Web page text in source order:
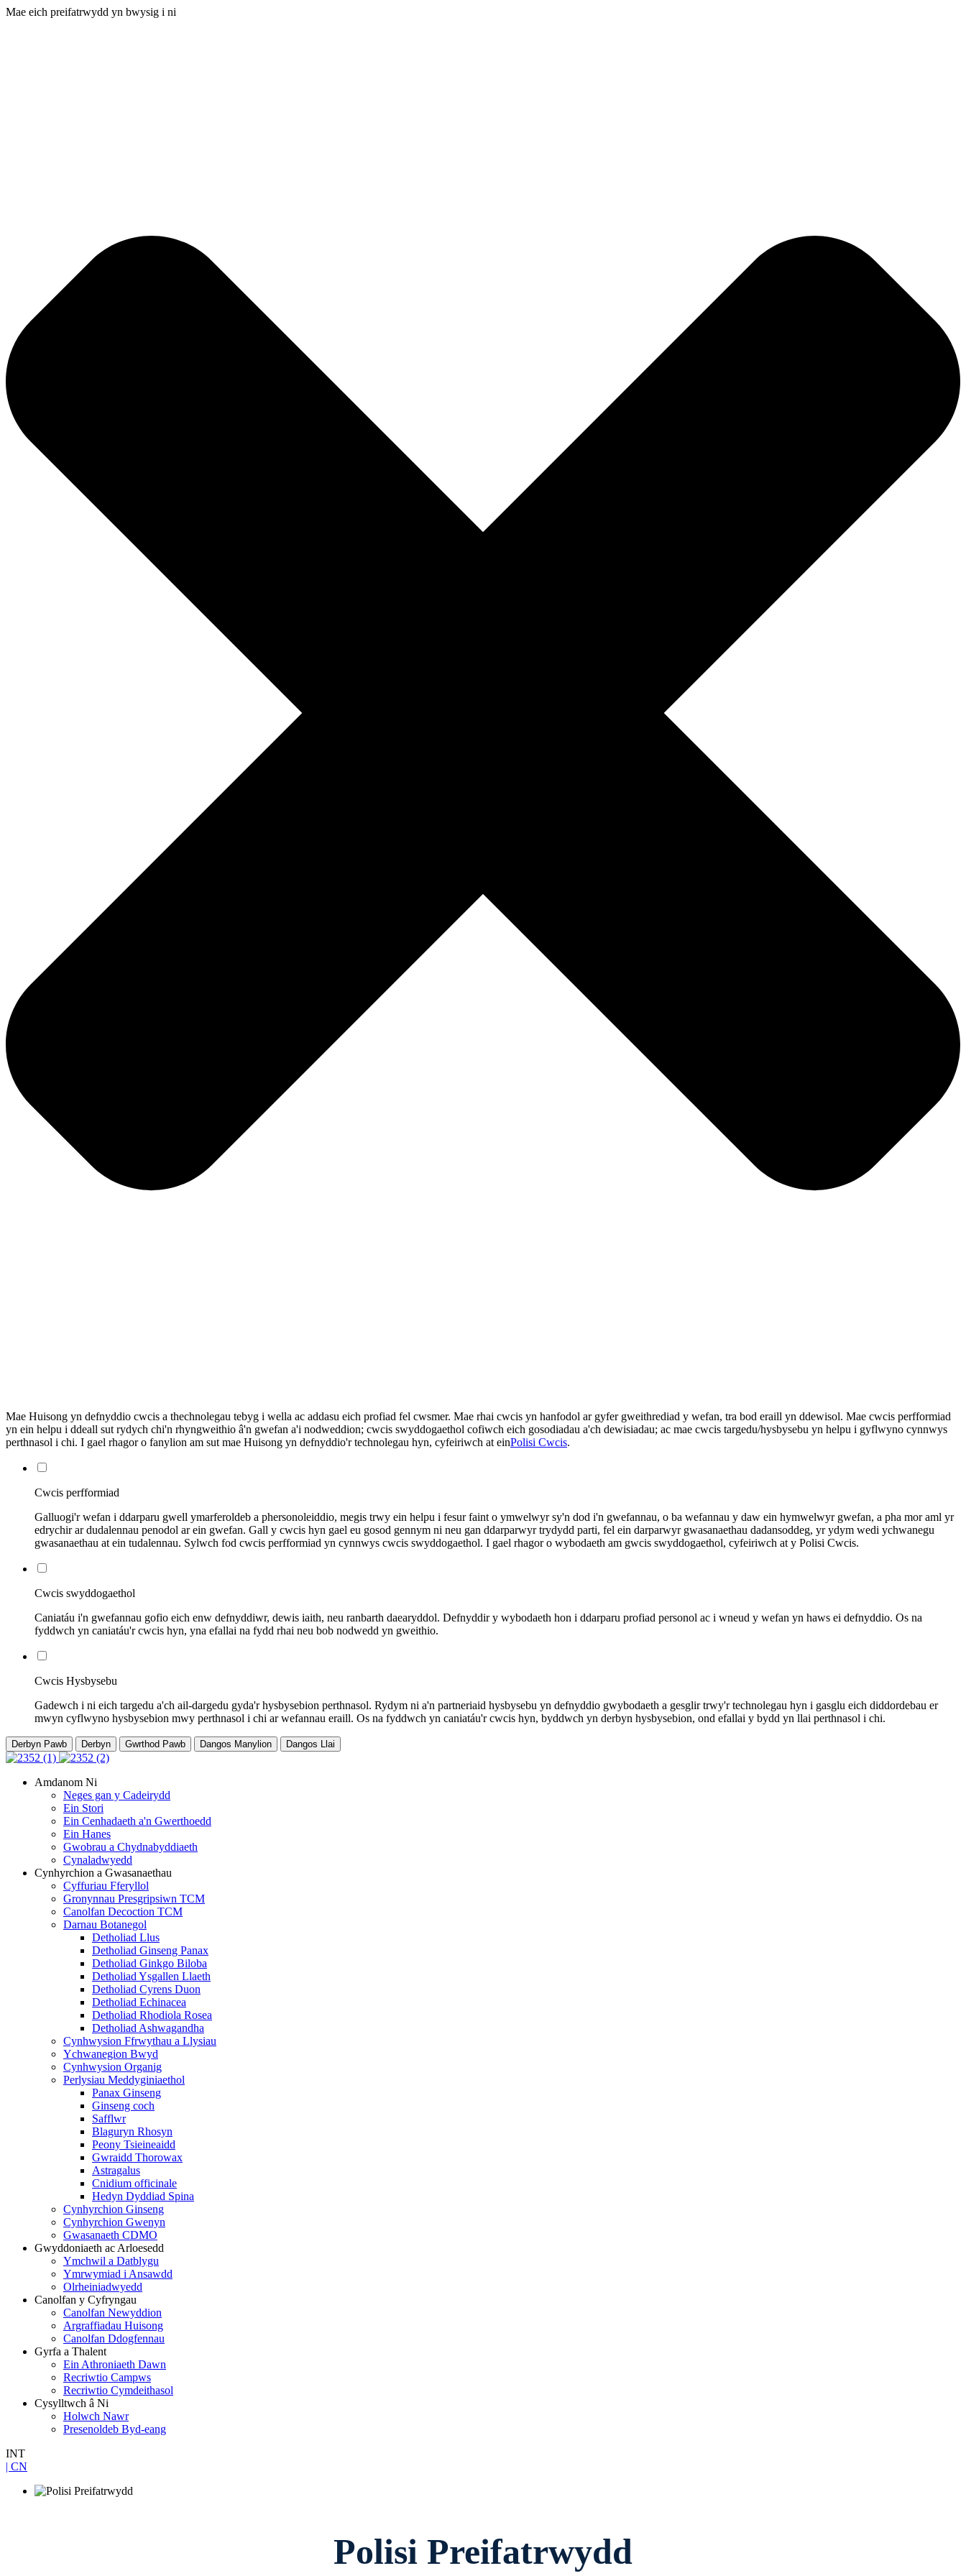
Mae eich preifatrwydd yn bwysig i ni
Mae Huisong yn defnyddio cwcis a thechnolegau tebyg i wella ac addasu eich profiad fel cwsmer. Mae rhai cwcis yn hanfodol ar gyfer gweithrediad y wefan, tra bod eraill yn ddewisol. Mae cwcis perfformiad
yn ein helpu i ddeall sut rydych chi'n rhyngweithio â'n gwefan a'i nodweddion; cwcis swyddogaethol cofiwch eich gosodiadau a'ch dewisiadau; ac mae cwcis targedu/hysbysebu yn helpu i gyflwyno cynnwys
perthnasol i chi. I gael rhagor o fanylion am sut mae Huisong yn defnyddio'r technolegau hyn, cyfeiriwch at einPolisi Cwcis.
Cwcis perfformiad
Galluogi'r wefan i ddarparu gwell ymarferoldeb a phersonoleiddio, megis trwy ein helpu i fesur faint o ymwelwyr sy'n dod i'n gwefannau, o ba wefannau y daw ein hymwelwyr gwefan, a pha mor aml yr
edrychir ar dudalennau penodol ar ein gwefan. Gall y cwcis hyn gael eu gosod gennym ni neu gan ddarparwyr trydydd parti, fel ein darparwyr gwasanaethau dadansoddeg, yr ydym wedi ychwanegu
gwasanaethau at ein tudalennau. Sylwch fod cwcis perfformiad yn cynnwys cwcis swyddogaethol. I gael rhagor o wybodaeth am gwcis swyddogaethol, cyfeiriwch at y Polisi Cwcis.
Cwcis swyddogaethol
Caniatáu i'n gwefannau gofio eich enw defnyddiwr, dewis iaith, neu ranbarth daearyddol. Defnyddir y wybodaeth hon i ddarparu profiad personol ac i wneud y wefan yn haws ei defnyddio. Os na
fyddwch yn caniatáu'r cwcis hyn, yna efallai na fydd rhai neu bob nodwedd yn gweithio.
Cwcis Hysbysebu
Gadewch i ni eich targedu a'ch ail-dargedu gyda'r hysbysebion perthnasol. Rydym ni a'n partneriaid hysbysebu yn defnyddio gwybodaeth a gesglir trwy'r technolegau hyn i gasglu eich diddordebau er
mwyn cyflwyno hysbysebion mwy perthnasol i chi ar wefannau eraill. Os na fyddwch yn caniatáu'r cwcis hyn, byddwch yn derbyn hysbysebion, ond efallai y bydd yn llai perthnasol i chi.
Derbyn Pawb Derbyn Gwrthod Pawb Dangos Manylion Dangos Llai
Amdanom Ni
Neges gan y Cadeirydd
Ein Stori
Ein Cenhadaeth a'n Gwerthoedd
Ein Hanes
Gwobrau a Chydnabyddiaeth
Cynaladwyedd
Cynhyrchion a Gwasanaethau
Cyffuriau Fferyllol
Gronynnau Presgripsiwn TCM
Canolfan Decoction TCM
Darnau Botanegol
Detholiad Llus
Detholiad Ginseng Panax
Detholiad Ginkgo Biloba
Detholiad Ysgallen Llaeth
Detholiad Cyrens Duon
Detholiad Echinacea
Detholiad Rhodiola Rosea
Detholiad Ashwagandha
Cynhwysion Ffrwythau a Llysiau
Ychwanegion Bwyd
Cynhwysion Organig
Perlysiau Meddyginiaethol
Panax Ginseng
Ginseng coch
Safflwr
Blaguryn Rhosyn
Peony Tsieineaidd
Gwraidd Thorowax
Astragalus
Cnidium officinale
Hedyn Dyddiad Spina
Cynhyrchion Ginseng
Cynhyrchion Gwenyn
Gwasanaeth CDMO
Gwyddoniaeth ac Arloesedd
Ymchwil a Datblygu
Ymrwymiad i Ansawdd
Olrheiniadwyedd
Canolfan y Cyfryngau
Canolfan Newyddion
Argraffiadau Huisong
Canolfan Ddogfennau
Gyrfa a Thalent
Ein Athroniaeth Dawn
Recriwtio Campws
Recriwtio Cymdeithasol
Cysylltwch â Ni
Holwch Nawr
Presenoldeb Byd-eang
INT
| CN
Polisi Preifatrwydd